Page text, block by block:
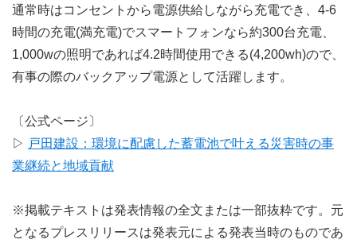
通常時はコンセントから電源供給しながら充電でき、4-6
時間の充電(満充電)でスマートフォンなら約300台充電、
1,000wの照明であれば4.2時間使用できる(4,200wh)ので、
有事の際のバックアップ電源として活躍します。
〔公式ページ〕
▷ 戸田建設：環境に配慮した蓄電池で叶える災害時の事
業継続と地域貢献
※掲載テキストは発表情報の全文または一部抜粋です。元
となるプレスリリースは発表元による発表当時のものであ